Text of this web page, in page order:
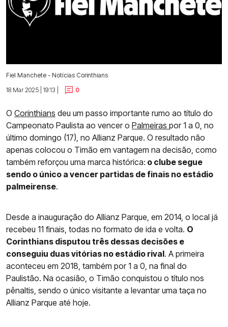
Fiel Manchete - Notícias Corinthians
18 Mar 2025 | 19:13 |
0
O Corinthians deu um passo importante rumo ao título do
Campeonato Paulista ao vencer o Palmeiras por 1 a 0, no
último domingo (17), no Allianz Parque. O resultado não
apenas colocou o Timão em vantagem na decisão, como
também reforçou uma marca histórica: o clube segue
sendo o único a vencer partidas de finais no estádio
palmeirense.
Desde a inauguração do Allianz Parque, em 2014, o local já
recebeu 11 finais, todas no formato de ida e volta. O
Corinthians disputou três dessas decisões e
conseguiu duas vitórias no estádio rival. A primeira
aconteceu em 2018, também por 1 a 0, na final do
Paulistão. Na ocasião, o Timão conquistou o título nos
pênaltis, sendo o único visitante a levantar uma taça no
Allianz Parque até hoje.